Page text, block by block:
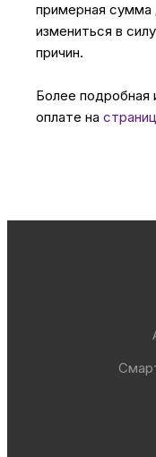
примерная
измениться в
причин.
Более подробная
оплате на